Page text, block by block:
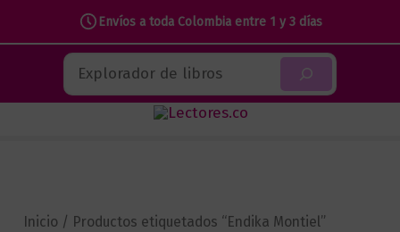
Envíos a toda Colombia entre 1 y 3 días
contenido
Buscar
Inicio / Productos etiquetados “Endika Montiel”